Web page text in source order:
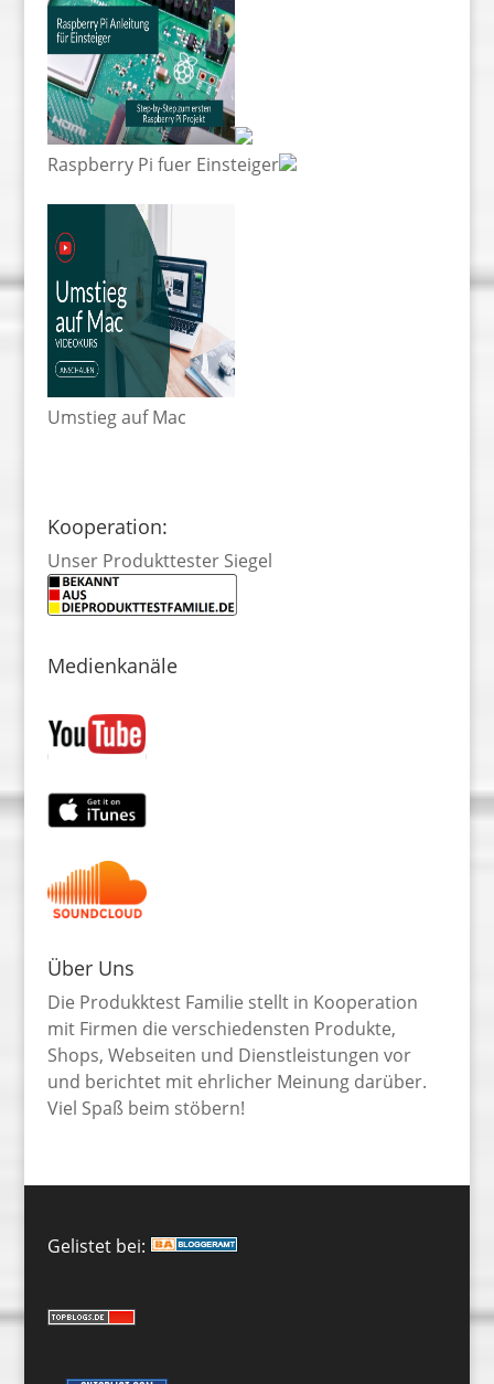
Raspberry Pi fuer Einsteiger
Umstieg auf Mac
Kooperation:
Unser Produkttester Siegel
Medienkanäle
Über Uns
Die Produkktest Familie stellt in Kooperation
mit Firmen die verschiedensten Produkte,
Shops, Webseiten und Dienstleistungen vor
und berichtet mit ehrlicher Meinung darüber.
Viel Spaß beim stöbern!
Gelistet bei: